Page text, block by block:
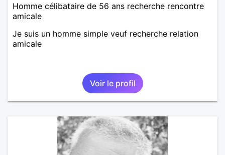
Homme célibataire de 56 ans recherche rencontre
amicale
Je suis un homme simple veuf recherche relation
amicale
Voir le profil